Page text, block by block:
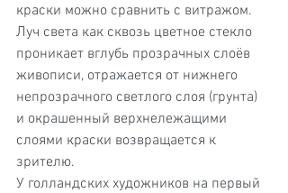
краски можно сравнить с витражом.
Луч света как сквозь цветное стекло
проникает вглубь прозрачных слоёв
живописи, отражается от нижнего
непрозрачного светлого слоя (грунта)
и окрашенный верхнележащими
слоями краски возвращается к
зрителю.
У голландских художников на первый